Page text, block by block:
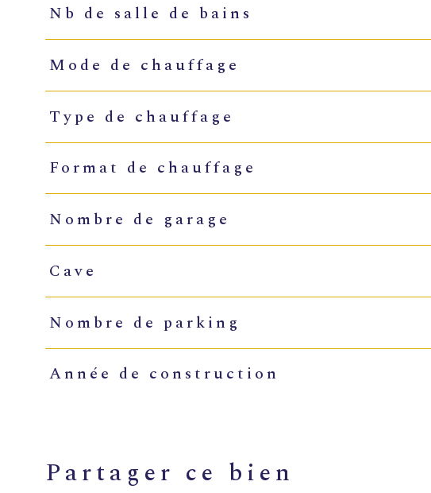
Nb de salle de bains
Mode de chauffage
Type de chauffage
Format de chauffage
Nombre de garage
Cave
Nombre de parking
Année de construction
partager ce bien